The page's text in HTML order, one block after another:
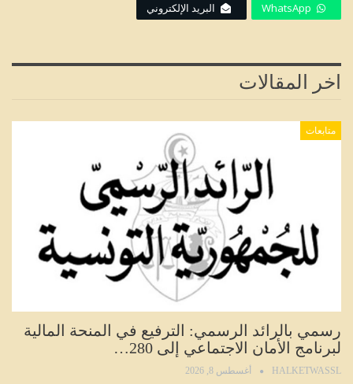
WhatsApp البريد الإلكتروني
اخر المقالات
متابعات
رسمي بالرائد الرسمي: الترفيع في المنحة المالية
لبرنامج الأمان الاجتماعي إلى 280…
HALKETWASSL أغسطس 8, 2026